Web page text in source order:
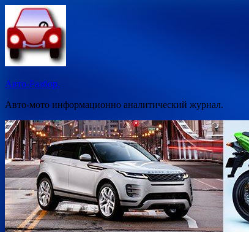
Перейти
содержимому
Авто-Разбор.
Авто-мото информационно аналитический журнал.